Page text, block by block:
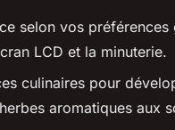
selon vos
LCD et la minuterie.
culinaires pour
aromatiques aux